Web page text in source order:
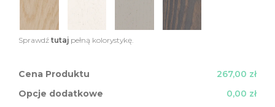
Sprawdź tutaj pełną kolorystykę.
Cena Produktu
267,00 zł
Opcje dodatkowe
0,00 zł